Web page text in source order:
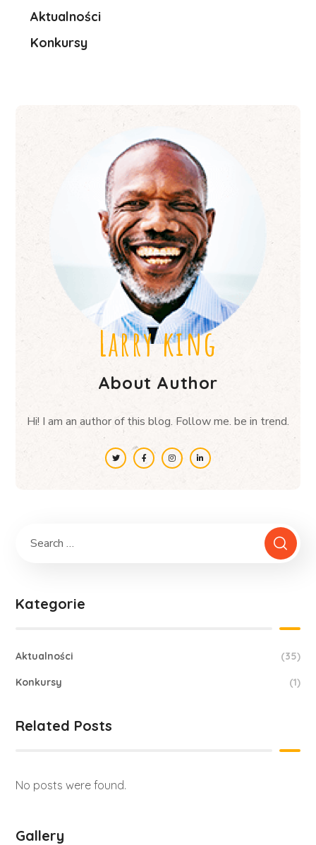
Aktualności
Konkursy
Larry king
About Author
Hi! I am an author of this blog. Follow me. be in trend.
Kategorie
Aktualności (35)
Konkursy (1)
Related Posts
No posts were found.
Gallery